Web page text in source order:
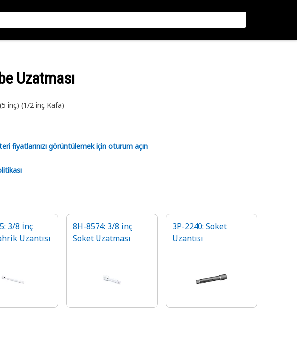
Uzatması
inç) (1/2 inç Kafa)
fiyatlarınızı görüntülemek için oturum açın
3/8 İnç
Uzantısı
8H-8574: 3/8 inç
Soket Uzatması
3P-2240: Soket
Uzantısı